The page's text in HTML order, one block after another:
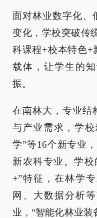
面对林业数字化、
变化，学校突破传
科课程+校本特色+
载体，让学生的
振。
在南林大，专业结
与产业需求，学校
学”等16个新专业
新农科专业。学
+”特征，在林学
网、大数据分析
业，“智能化林业装